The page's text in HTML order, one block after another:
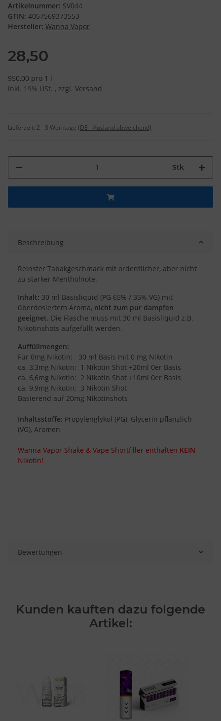
Artikelnummer: SV044
GTIN: 4057569373553
Hersteller: Wanna Vapor
28,50
950,00 pro 1 l
inkl. 19% USt. , zzgl. Versand
Lieferzeit: 2 - 3 Werktage (DE - Ausland abweichend)
Stk
Beschreibung
Reinster Tabakgeschmack mit ordentlicher, aber nicht
zu starker Mentholnote.
Inhalt: 30 ml Basisliquid (PG 65% / 35% VG) mit
überdosiertem Aroma, nicht zum pur dampfen
geeignet. Die Flasche muss mit 30 ml Basisliquid z.B.
Nikotinshots aufgefüllt werden.
Auffüllmengen:
Für 0mg Nikotin: 30 ml Basis mit 0 mg Nikotin
ca. 3,3mg Nikotin: 1 Nikotin Shot +20ml 0er Basis
ca. 6,6mg Nikotin: 2 Nikotin Shot +10ml 0er Basis
ca. 9,9mg Nikotin: 3 Nikotin Shot
Basierend auf 20mg Nikotinshots
Inhaltsstoffe: Propylenglykol (PG), Glycerin pflanzlich
(VG), Aromen
Wanna Vapor Shake & Vape Shortfiller enthalten KEIN
Nikotin!
Bewertungen
Kunden kauften dazu folgende
Artikel: